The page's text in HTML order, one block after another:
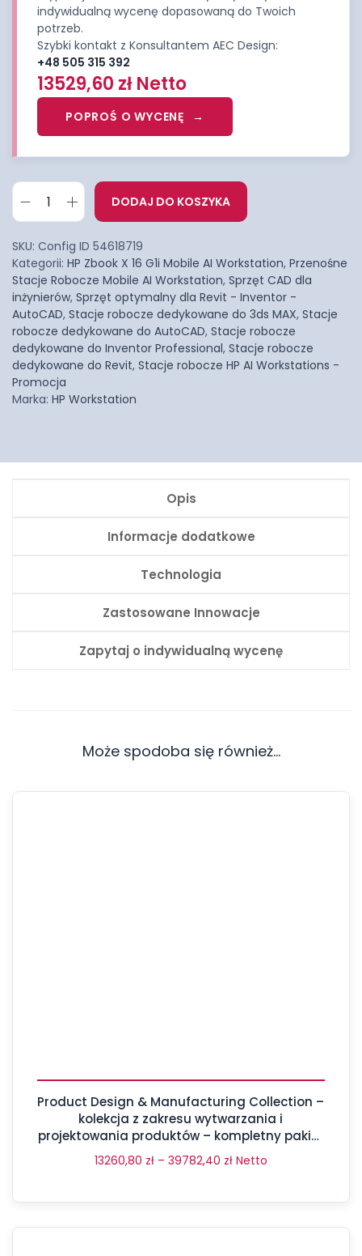
indywidualną wycenę dopasowaną do Twoich
potrzeb.
Szybki kontakt z Konsultantem AEC Design:
+48 505 315 392
13529,60 zł Netto
POPROŚ O WYCENĘ
DODAJ DO KOSZYKA
SKU: Config ID 54618719
Kategorii: HP Zbook X 16 G1i Mobile AI Workstation, Przenośne
Stacje Robocze Mobile AI Workstation, Sprzęt CAD dla
inżynierów, Sprzęt optymalny dla Revit - Inventor -
AutoCAD, Stacje robocze dedykowane do 3ds MAX, Stacje
robocze dedykowane do AutoCAD, Stacje robocze
dedykowane do Inventor Professional, Stacje robocze
dedykowane do Revit, Stacje robocze HP AI Workstations -
Promocja
Marka: HP Workstation
Opis
Informacje dodatkowe
Technologia
Zastosowane Innowacje
Zapytaj o indywidualną wycenę
Może spodoba się również…
Product Design & Manufacturing Collection –
kolekcja z zakresu wytwarzania i
projektowania produktów – kompletny pakiet
aż 17 programów
13260,80 zł – 39782,40 zł Netto